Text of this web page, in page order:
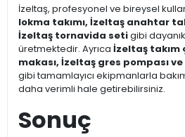
İzeltaş, profesyonel ve bireysel
lokma takımı, İzeltaş anahtar
İzeltaş tornavida setigibi
üretmektedir. Ayrıca İzeltaş takım
makası, İzeltaş gres pompası
gibi tamamlayıcı ekipmanlarla
daha verimli hale getirebilirsiniz.
Sonuç